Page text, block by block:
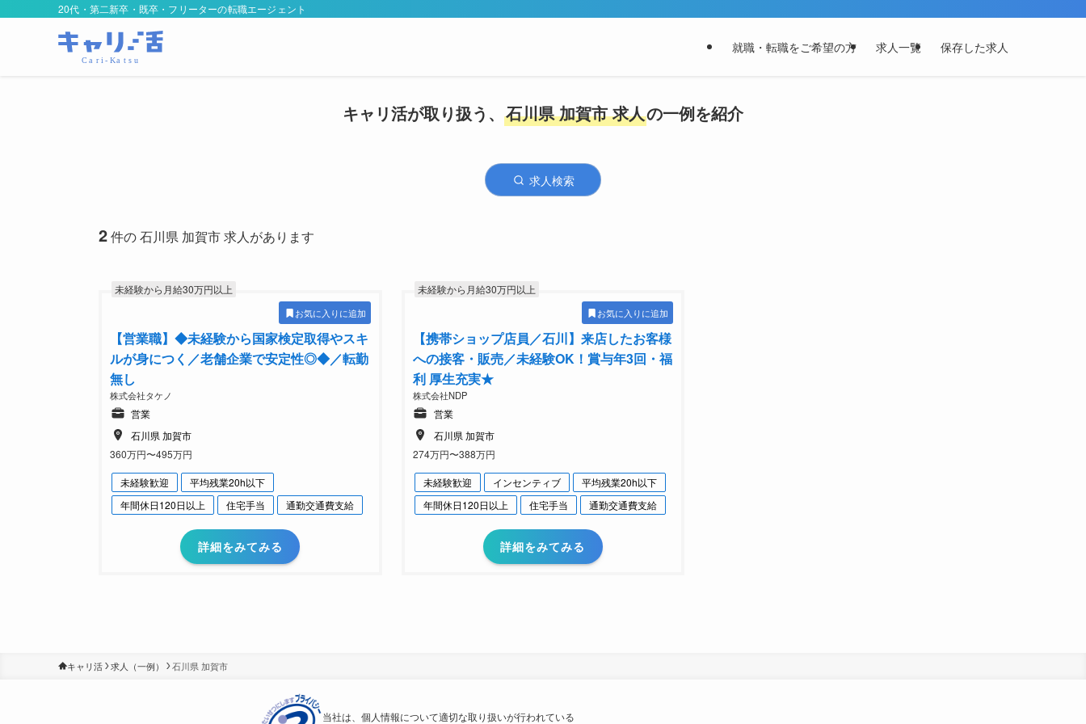
20代・第二新卒・既卒・フリーターの転職エージェント
就職・転職をご希望の方 求人一覧 保存した求人
キャリ活が取り扱う、 石川県 加賀市 求人の一例を紹介
求人検索
2件の 石川県 加賀市 求人があります
未経験から月給30万円以上
お気に入りに追加
【営業職】◆未経験から国家検定取得やスキ
ルが身につく／老舗企業で安定性◎◆／転勤
無し
株式会社タケノ
営業
石川県 加賀市
360万円〜495万円
未経験歓迎
平均残業20h以下
年間休日120日以上
住宅手当 通勤交通費支給
詳細をみてみる
未経験から月給30万円以上
お気に入りに追加
【携帯ショップ店員／石川】来店したお客様
への接客・販売／未経験OK！賞与年3回・福
利 厚生充実★
株式会社NDP
営業
石川県 加賀市
274万円〜388万円
未経験歓迎 インセンティブ
平均残業20h以下
年間休日120日以上
住宅手当 通勤交通費支給
詳細をみてみる
キャリ活 求人（一例） 石川県 加賀市
当社は、個人情報について適切な取り扱いが行われている